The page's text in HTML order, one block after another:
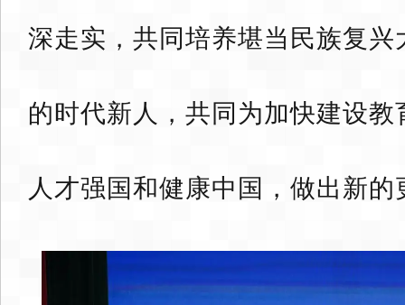
深走实，共同培养堪当民族复
的时代新人，共同为加快建设
人才强国和健康中国，做出新